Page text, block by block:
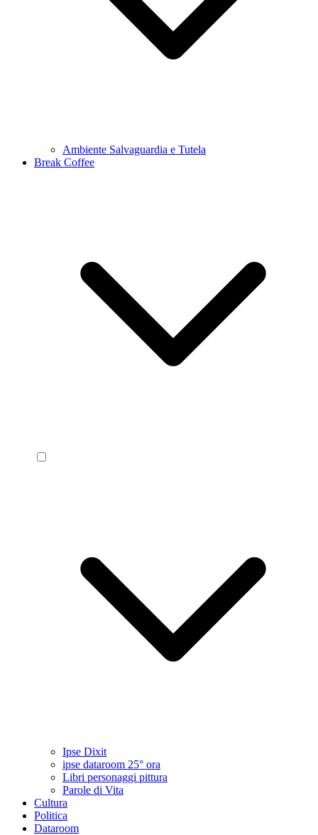
Ambiente Salvaguardia e Tutela
Break Coffee
Ipse Dixit
ipse dataroom 25° ora
Libri personaggi pittura
Parole di Vita
Cultura
Politica
Dataroom